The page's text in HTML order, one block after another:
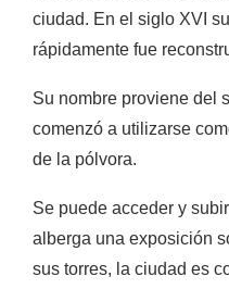
ciudad. En el siglo XVI
rápidamente fue
Su nombre proviene del
comenzó a utilizarse
de la pólvora.
Se puede acceder y
alberga una exposición
sus torres, la ciudad es